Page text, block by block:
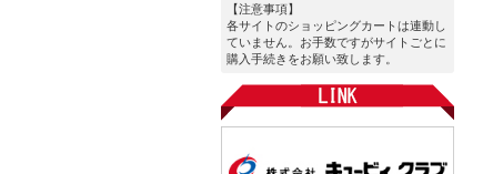
【注意事項】
各サイトのショッピングカートは連動し
ていません。お手数ですがサイトごとに
購入手続きをお願い致します。